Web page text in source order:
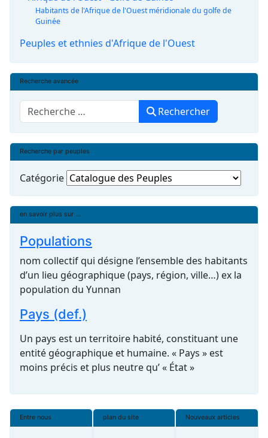
Habitants de l'Afrique de l'Ouest méridionale du golfe de
Guinée
Peuples et ethnies d'Afrique de l'Ouest
Recherche avancée
Rechercher Rechercher
Recherche par peuples
Catégorie
en savoir plus sur ...
Populations
nom collectif qui désigne l’ensemble des habitants
d’un lieu géographique (pays, région, ville…) ex la
population du Yunnan
Pays (def.)
Un pays est un territoire habité, constituant une
entité géographique et humaine. « Pays » est
moins précis et plus neutre qu’ « État »
Entre nous plan du site Nouveaux articles